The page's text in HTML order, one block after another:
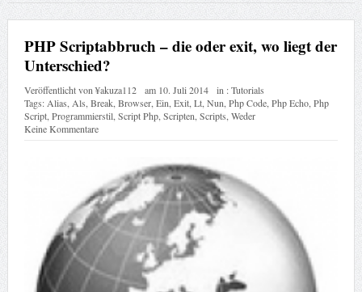
PHP Scriptabbruch – die oder exit, wo liegt der
Unterschied?
Veröffentlicht von¥akuza112 am 10. Juli 2014 in :Tutorials
Tags: Alias Als Break, Browser, Ein Exit, Lt, Nun Php Code, Php Echo, Php
Script, Programmierstil, Script Php, Scripten Scripts Weder
Keine Kommentare